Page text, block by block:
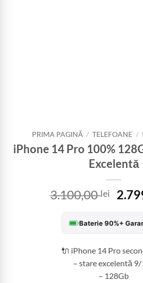
PRIMA PAGINĂ / TELEFOANE /
iPhone 14 Pro 100%
Excelentă
3.100,00lei
a
fost:
Baterie 90%+
🔌 iPhone 14 Pro
– stare excelentă
– 128Gb